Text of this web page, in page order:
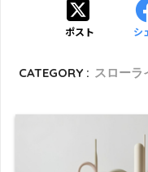
ポスト シ
CATEGORY : スローラ